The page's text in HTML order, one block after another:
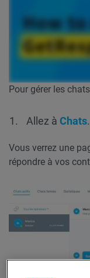
Pour gérer les
Allez à Chats.
Vous verrez une
répondre à vos